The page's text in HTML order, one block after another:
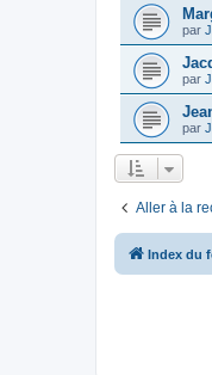
par
par
par
Aller à la
Index du